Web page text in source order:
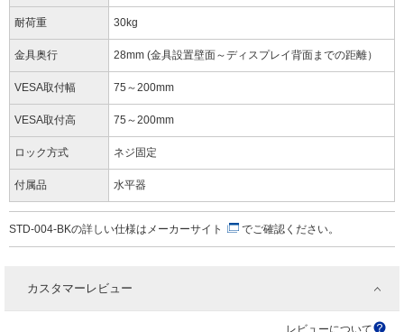
耐荷重 30kg
金具奥行 28mm (金具設置壁面～ディスプレイ背面までの距離）
VESA取付幅 75～200mm
VESA取付高 75～200mm
ロック方式 ネジ固定
付属品 水平器
STD-004-BKの詳しい仕様は メーカーサイト でご確認ください。
カスタマーレビュー